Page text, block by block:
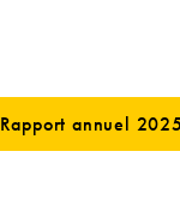
Rapport annuel 2025